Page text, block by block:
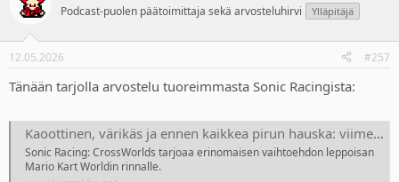
s
Podcast-puolen päätoimittaja sekä arvosteluhirvi Ylläpitäjä
12.05.2026 #257
Tänään tarjolla arvostelu tuoreimmasta Sonic Racingista:
Kaoottinen, värikäs ja ennen kaikkea pirun hauska: viimeisin Sonic-kaahailu tarjoaa erinomaisen vaihtoehdon Mario Kartille
Sonic Racing: CrossWorlds tarjoaa erinomaisen vaihtoehdon leppoisan
Mario Kart Worldin rinnalle.